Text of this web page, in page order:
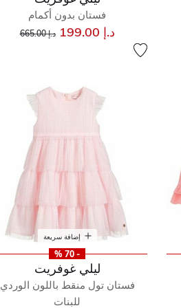
فستان بدون أكمام
د.إ 199.00 سعر مخفض مند.إ 665.00
إضافة سريعة
- 70 %
ليلي غوفريت
فستان تول منقط باللون الوردي
للبنات